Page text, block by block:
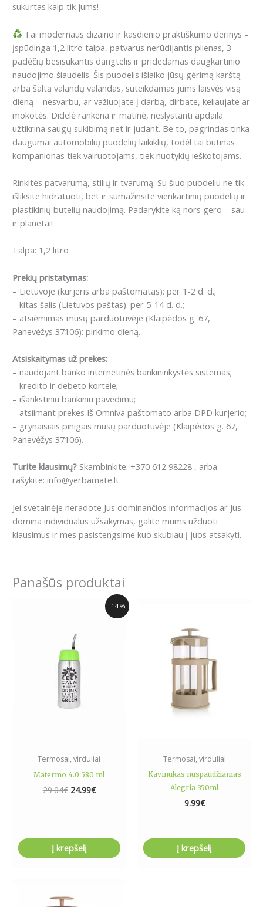
sukurtas kaip tik jums!
Tai modernaus dizaino ir kasdienio praktiškumo derinys –
įspūdinga 1,2 litro talpa, patvarus nerūdijantis plienas, 3
padėčių besisukantis dangtelis ir pridedamas daugkartinio
naudojimo šiaudelis. Šis puodelis išlaiko jūsų gėrimą karštą
arba šaltą valandų valandas, suteikdamas jums laisvės visą
dieną – nesvarbu, ar važiuojate į darbą, dirbate, keliaujate ar
mokotės. Didelė rankena ir matinė, neslystanti apdaila
užtikrina saugų sukibimą net ir judant. Be to, pagrindas tinka
daugumai automobilių puodelių laikiklių, todėl tai būtinas
kompanionas tiek vairuotojams, tiek nuotykių ieškotojams.
Rinkitės patvarumą, stilių ir tvarumą. Su šiuo puodeliu ne tik
išliksite hidratuoti, bet ir sumažinsite vienkartinių puodelių ir
plastikinių butelių naudojimą. Padarykite ką nors gero – sau
ir planetai!
Talpa: 1,2 litro
Prekių pristatymas:
– Lietuvoje (kurjeris arba paštomatas): per 1-2 d. d.;
– kitas šalis (Lietuvos paštas): per 5-14 d. d.;
– atsiėmimas mūsų parduotuvėje (Klaipėdos g. 67,
Panevėžys 37106): pirkimo dieną.
Atsiskaitymas už prekes:
– naudojant banko internetinės bankininkystės sistemas;
– kredito ir debeto kortele;
– išankstiniu bankiniu pavedimu;
– atsiimant prekes Iš Omniva paštomato arba DPD kurjerio;
– grynaisiais pinigais mūsų parduotuvėje (Klaipėdos g. 67,
Panevėžys 37106).
Turite klausimų? Skambinkite: +370 612 98228 , arba
rašykite: info@yerbamate.lt
Jei svetainėje neradote Jus dominančios informacijos ar Jus
domina individualus užsakymas, galite mums užduoti
klausimus ir mes pasistengsime kuo skubiau į juos atsakyti.
Panašūs produktai
-14%
Termosai, virduliai
Matermo 4.0 580 ml
29.04€
29.04€.
24.99€
Current
price
Į krepšelį
Termosai, virduliai
Kavinukas nuspaudžiamas
Alegria 350ml
9.99€
Į krepšelį